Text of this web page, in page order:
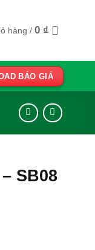
hàng / 0 ₫
BÁO GIÁ
SB08